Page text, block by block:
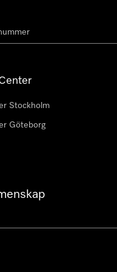
Stockholm
Göteborg